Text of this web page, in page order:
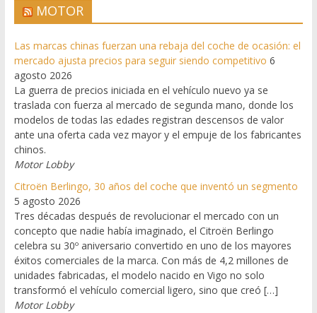
MOTOR
Las marcas chinas fuerzan una rebaja del coche de ocasión: el
mercado ajusta precios para seguir siendo competitivo 6
agosto 2026
La guerra de precios iniciada en el vehículo nuevo ya se
traslada con fuerza al mercado de segunda mano, donde los
modelos de todas las edades registran descensos de valor
ante una oferta cada vez mayor y el empuje de los fabricantes
chinos.
Motor Lobby
Citroën Berlingo, 30 años del coche que inventó un segmento
5 agosto 2026
Tres décadas después de revolucionar el mercado con un
concepto que nadie había imaginado, el Citroën Berlingo
celebra su 30º aniversario convertido en uno de los mayores
éxitos comerciales de la marca. Con más de 4,2 millones de
unidades fabricadas, el modelo nacido en Vigo no solo
transformó el vehículo comercial ligero, sino que creó […]
Motor Lobby